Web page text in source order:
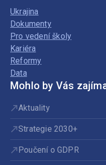
Ukrajina
Dokumenty
Pro vedení školy
Kariéra
Reformy
Data
Mohlo by Vás
Aktuality
Strategie 2030+
Poučení o GDPR